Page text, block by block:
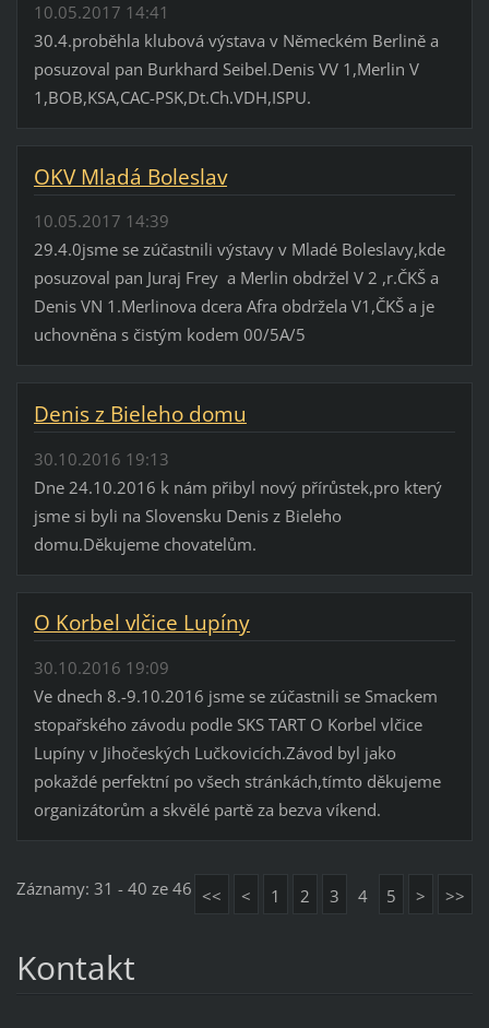
10.05.2017 14:41
30.4.proběhla klubová výstava v Německém Berlině a
posuzoval pan Burkhard Seibel.Denis VV 1,Merlin V
1,BOB,KSA,CAC-PSK,Dt.Ch.VDH,ISPU.
OKV Mladá Boleslav
10.05.2017 14:39
29.4.0jsme se zúčastnili výstavy v Mladé Boleslavy,kde
posuzoval pan Juraj Frey a Merlin obdržel V 2 ,r.ČKŠ a
Denis VN 1.Merlinova dcera Afra obdržela V1,ČKŠ a je
uchovněna s čistým kodem 00/5A/5
Denis z Bieleho domu
30.10.2016 19:13
Dne 24.10.2016 k nám přibyl nový přírůstek,pro který
jsme si byli na Slovensku Denis z Bieleho
domu.Děkujeme chovatelům.
O Korbel vlčice Lupíny
30.10.2016 19:09
Ve dnech 8.-9.10.2016 jsme se zúčastnili se Smackem
stopařského závodu podle SKS TART O Korbel vlčice
Lupíny v Jihočeských Lučkovicích.Závod byl jako
pokaždé perfektní po všech stránkách,tímto děkujeme
organizátorům a skvělé partě za bezva víkend.
Záznamy: 31 - 40 ze 46 << < 1 2 3 4 5 > >>
Kontakt